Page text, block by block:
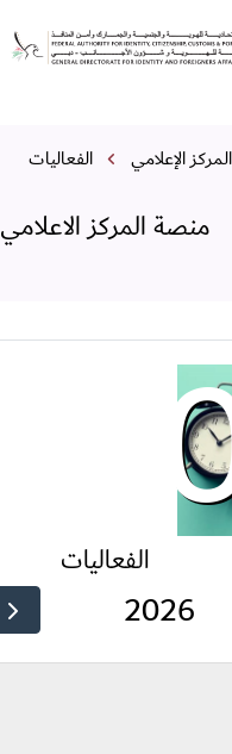
المركز الإعلامي الفعاليات
منصة المركز الاعلامي
الفعاليات
2026